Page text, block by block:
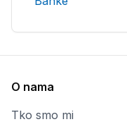
O nama
Tko smo mi